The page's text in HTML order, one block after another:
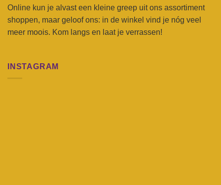
Online kun je alvast een kleine greep uit ons assortiment
shoppen, maar geloof ons: in de winkel vind je nóg veel
meer moois. Kom langs en laat je verrassen!
INSTAGRAM